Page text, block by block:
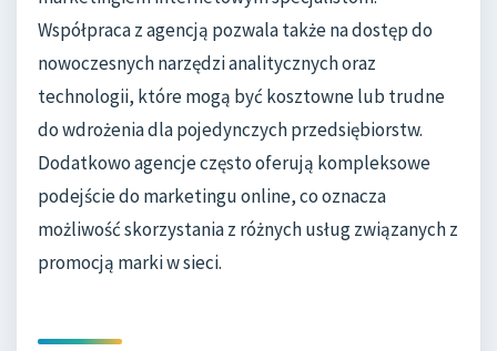
Współpraca z agencją pozwala także na dostęp do
nowoczesnych narzędzi analitycznych oraz
technologii, które mogą być kosztowne lub trudne
do wdrożenia dla pojedynczych przedsiębiorstw.
Dodatkowo agencje często oferują kompleksowe
podejście do marketingu online, co oznacza
możliwość skorzystania z różnych usług związanych z
promocją marki w sieci.